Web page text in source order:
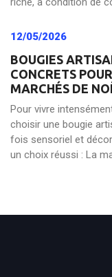
12/05/2026
BOUGIES
CONCRETS
MARCHÉS DE
Pour vivre
choisir une bougie
fois sensoriel et
un choix réussi : La